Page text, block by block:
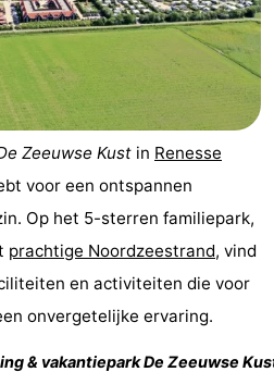
Zeeuwse Kust in Renesse
voor een ontspannen
Op het 5-sterren familiepark,
prachtige Noordzeestrand, vind
en activiteiten die voor
onvergetelijke ervaring.
& vakantieparkDe Zeeuwse